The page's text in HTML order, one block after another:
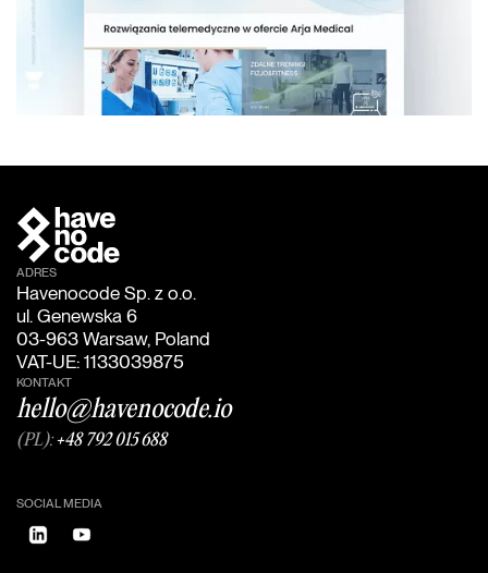
ADRES
Havenocode Sp. z o.o.
ul. Genewska 6
03-963 Warsaw, Poland
VAT-UE: 1133039875
KONTAKT
hello@havenocode.io
(PL):+48 792 015 688
SOCIAL MEDIA